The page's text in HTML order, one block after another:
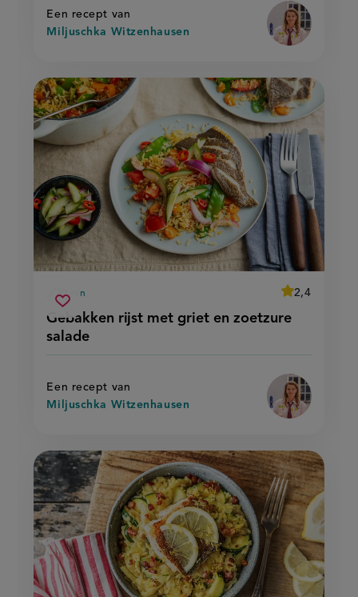
kip)'
Een recept van
Miljuschka Witzenhausen
kip)
Gebakken rijst met griet en zoetzure
salade
voorbereidingstijd
30 min
average
2,4
Beoordeel
salade'
Een recept van
Miljuschka Witzenhausen
Sla
recept
gebakken
rijst
met
salade